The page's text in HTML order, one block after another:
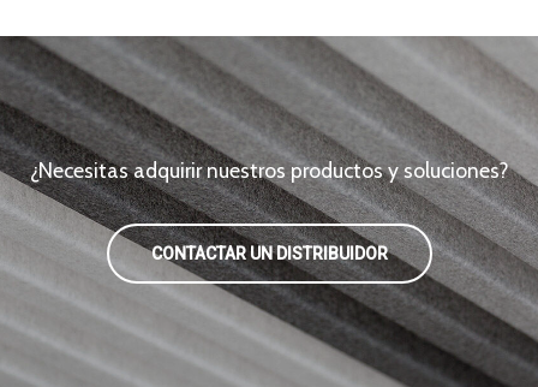
¿Necesitas adquirir nuestros productos y soluciones?
CONTACTAR UN DISTRIBUIDOR